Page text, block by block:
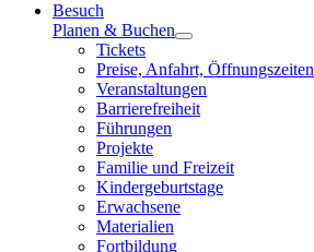
Besuch
Planen & Buchen
Tickets
Preise, Anfahrt, Öffnungszeiten
Veranstaltungen
Barrierefreiheit
Führungen
Projekte
Familie und Freizeit
Kindergeburtstage
Erwachsene
Materialien
Fortbildung